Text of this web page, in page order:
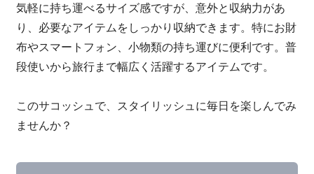
気軽に持ち運べるサイズ感ですが、意外と収納力があ
り、必要なアイテムをしっかり収納できます。特にお財
布やスマートフォン、小物類の持ち運びに便利です。普
段使いから旅行まで幅広く活躍するアイテムです。
このサコッシュで、スタイリッシュに毎日を楽しんでみ
ませんか？